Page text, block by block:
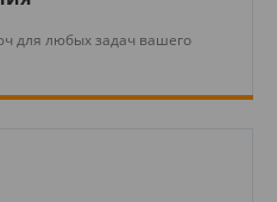
для любых задач вашего